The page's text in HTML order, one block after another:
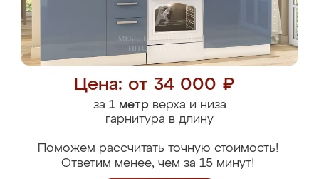
Цена: от 34 000 ₽
за 1 метрверха и низа
гарнитура в длину
Поможем рассчитать точную стоимость!
Ответим менее, чем за 15 минут!